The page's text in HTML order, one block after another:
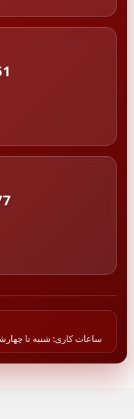
ساعات کاری: شنبه تا چهارشنبه ۸:۰۰ تا ۱۹:۰۰ | پنج‌شنبه ۹:۰۰